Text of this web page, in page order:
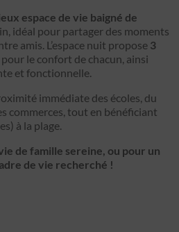
espace de vie baigné de
idéal pour partager des moments
amis. L’espace nuit propose 3
pour le confort de chacun, ainsi
et fonctionnelle.
immédiate des écoles, du
commerces, tout en bénéficiant
à la plage.
de famille sereine, ou pour un
de vie recherché !